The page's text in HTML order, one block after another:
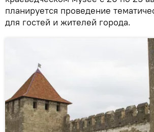
планируется проведение
для гостей и жителей города.